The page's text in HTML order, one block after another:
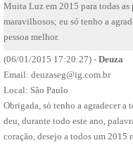
Muita Luz em 2015 para todas as
maravilhosos; eu só tenho a
pessoa melhor.
(06/01/2015 17:20:27) - Deuza
Email: deuzaseg@ig.com.br
Local: São Paulo
Obrigada, só tenho a agradecer a
deu, durante todo este ano,
coração, desejo a todos um 2015